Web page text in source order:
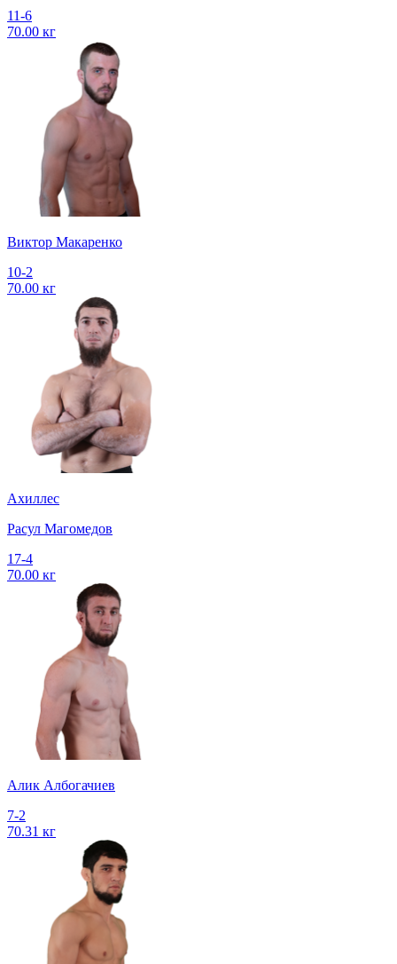
11-6
70.00 кг
Виктор Макаренко
10-2
70.00 кг
Ахиллес
Расул Магомедов
17-4
70.00 кг
Алик Албогачиев
7-2
70.31 кг